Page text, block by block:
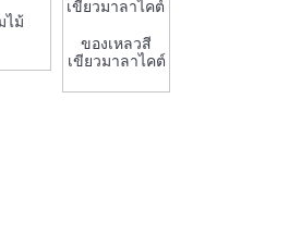
ไม้
ของเหลวสี
เขียวมาลาไคต์